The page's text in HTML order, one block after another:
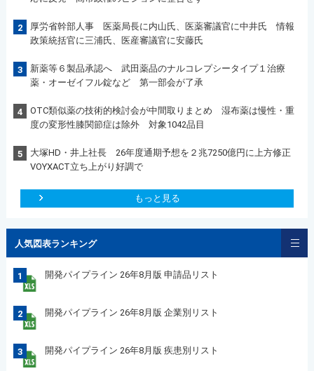
2
厚労省幹部人事 医薬局長に内山氏、医薬審議官に中井氏 情報
政策統括官に三浦氏、医産審議官に安藤氏
3
新薬等６製品承認へ 武田薬品のナルコレプシータイプ１治療
薬・オーゼイフル錠など 第一部会が了承
4
OTC類似薬の技術的検討会が中間取りまとめ 湿布薬は慢性・重
度の変形性膝関節症は除外 対象1042品目
5
大塚HD・井上社長 26年度通期予想を２兆7250億円に上方修正
VOYXACT立ち上がり好調で
もっと見る
人気図表ランキング
1 開発パイプライン 26年8月版 申請品リスト
2 開発パイプライン 26年8月版 企業別リスト
3 開発パイプライン 26年8月版 疾患別リスト